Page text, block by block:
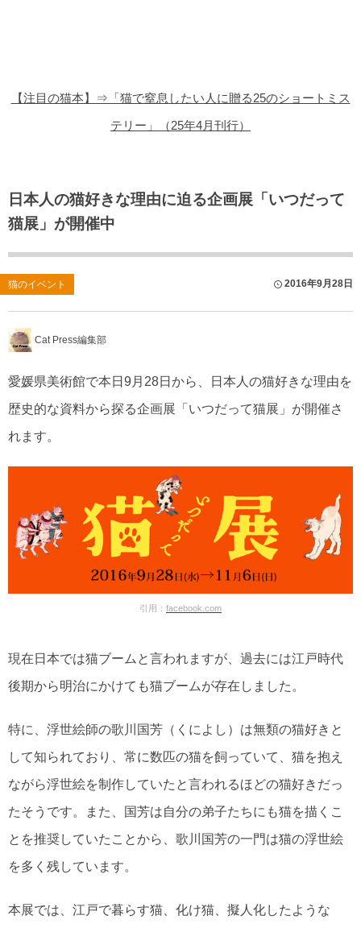
【注目の猫本】⇒「猫で窒息したい人に贈る25のショートミス
テリー」（25年4月刊行）
日本人の猫好きな理由に迫る企画展「いつだって
猫展」が開催中
猫のイベント 2016年9月28日
Cat Press編集部
愛媛県美術館で本日9月28日から、日本人の猫好きな理由を
歴史的な資料から探る企画展「いつだって猫展」が開催さ
れます。
引用： facebook.com
現在日本では猫ブームと言われますが、過去には江戸時代
後期から明治にかけても猫ブームが存在しました。
特に、浮世絵師の歌川国芳（くによし）は無類の猫好きと
して知られており、常に数匹の猫を飼っていて、猫を抱え
ながら浮世絵を制作していたと言われるほどの猫好きだっ
たそうです。また、国芳は自分の弟子たちにも猫を描くこ
とを推奨していたことから、歌川国芳の一門は猫の浮世絵
を多く残しています。
本展では、江戸で暮らす猫、化け猫、擬人化したような
猫のゲーム・アプリ
猫のフリー写真素材